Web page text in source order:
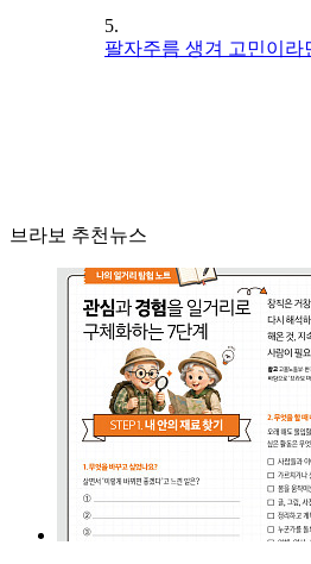
5.
팔자주름 생겨 고민이라
브라보 추천뉴스